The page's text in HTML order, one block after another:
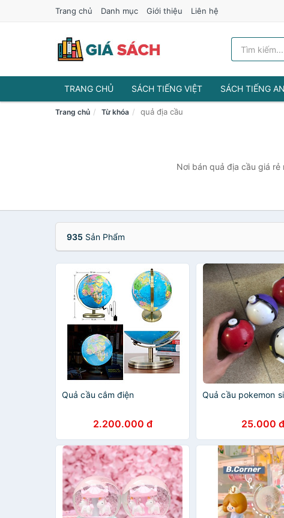
Trang chủ Danh mục Giới thiệu Liên hệ
TRANG CHỦ SÁCH TIẾNG VIỆT SÁCH TIẾNG
Trang chủ Từ khóa quả địa cầu
Nơi bán quả địa cầu giá
935 Sản Phẩm
Quả cầu cắm điện
2.200.000 đ
Quả cầu pokemon
25.000 đ